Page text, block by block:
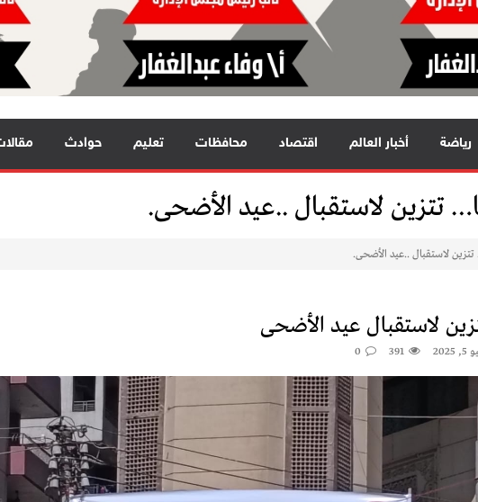
رياضة أخبار العالم اقتصاد محافظات تعليم حوادث
تتزين لاستقبال ..عيد الأضحى.
لاستقبال ..عيد الأضحى.
لاستقبال عيد الأضحى
391
0